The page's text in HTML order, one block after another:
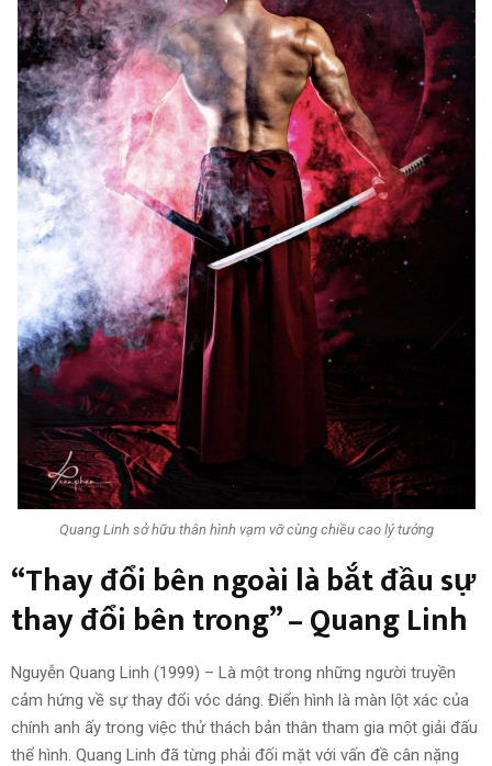
Quang Linh sở hữu thân hình vạm vỡ cùng chiều cao lý tưởng
“Thay đổi bên ngoài là bắt đầu sự
thay đổi bên trong” – Quang Linh
Nguyễn Quang Linh (1999) – Là một trong những người truyền
cảm hứng về sự thay đổi vóc dáng. Điển hình là màn lột xác của
chính anh ấy trong việc thử thách bản thân tham gia một giải đấu
thể hình. Quang Linh đã từng phải đối mặt với vấn đề cân nặng